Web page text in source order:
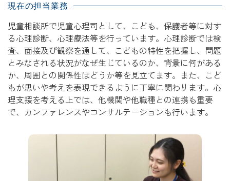
現在の担当業務
児童相談所で児童心理司として、こども、保護者等に対す
る心理診断、心理療法等を行っています。心理診断では検
査、面接及び観察を通して、こどもの特性を把握し、問題
とみなされる状況がなぜ生じているのか、背景に何がある
か、周囲との関係性はどうか等を見立てます。また、こど
もが思いや考えを表現できるように丁寧に関わります。心
理支援を考える上では、他機関や他職種との連携も重要
で、カンファレンスやコンサルテーションも行います。